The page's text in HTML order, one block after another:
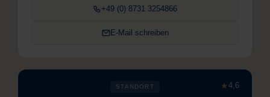
+49 (0) 8731 3254866
E-Mail schreiben
★4,6
STANDORT